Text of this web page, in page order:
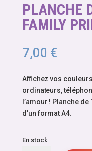
PLANCHE
FAMILY
7,00 €
Affichez vos
ordinateurs,
l’amour ! Planche
d’un format A4.
En stock